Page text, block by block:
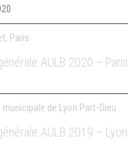
AULB 2020 – Paris
AULB 2019 – Lyon